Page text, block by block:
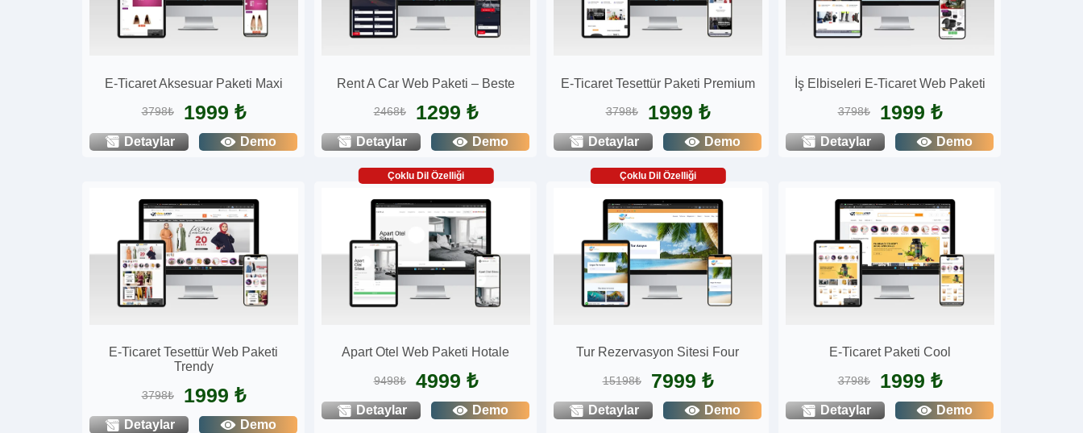
E-Ticaret Aksesuar Paketi Maxi
3798₺ 1999 ₺
Detaylar Demo
Rent A Car Web Paketi – Beste
2468₺ 1299 ₺
Detaylar Demo
E-Ticaret Tesettür Paketi Premium
3798₺ 1999 ₺
Detaylar Demo
İş Elbiseleri E-Ticaret Web Paketi
3798₺ 1999 ₺
Detaylar Demo
E-Ticaret Tesettür Web Paketi
Trendy
3798₺ 1999 ₺
Detaylar Demo
Çoklu Dil Özelliği
Apart Otel Web Paketi Hotale
9498₺ 4999 ₺
Detaylar Demo
Çoklu Dil Özelliği
Tur Rezervasyon Sitesi Four
15198₺ 7999 ₺
Detaylar Demo
E-Ticaret Paketi Cool
3798₺ 1999 ₺
Detaylar Demo